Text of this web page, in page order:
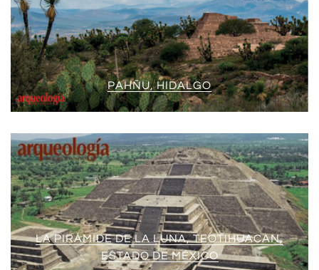
PAHÑU, HIDALGO
LA PIRÁMIDE DE LA LUNA, TEOTIHUACAN,
ESTADO DE MÉXICO